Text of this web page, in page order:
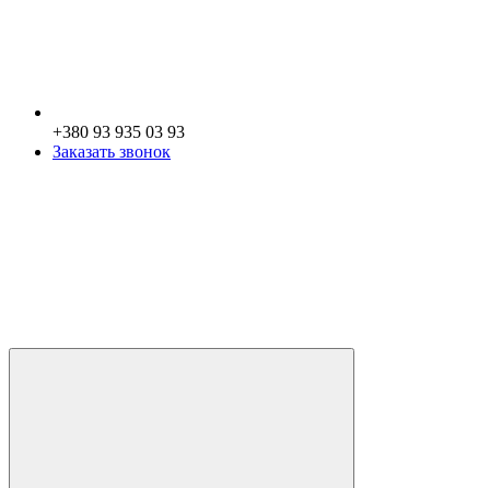
+380 93 935 03 93
Заказать звонок